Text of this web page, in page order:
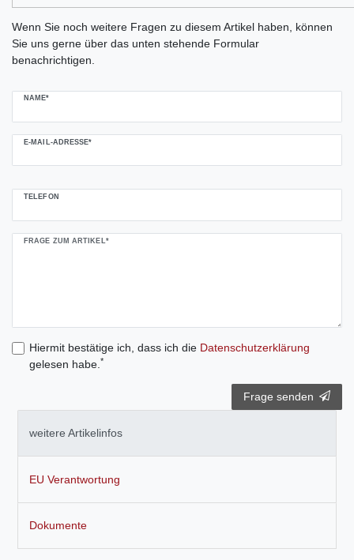
Wenn Sie noch weitere Fragen zu diesem Artikel haben, können
Sie uns gerne über das unten stehende Formular
benachrichtigen.
NAME*
E-MAIL-ADRESSE*
TELEFON
FRAGE ZUM ARTIKEL*
Hiermit bestätige ich, dass ich die Daten­schutz­erklärung
gelesen habe. *
Frage senden
weitere Artikelinfos
EU Verantwortung
Dokumente